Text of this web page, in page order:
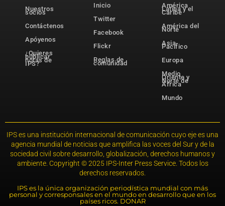
Nuestros
socios
Contáctenos
Apóyenos
¿Quieres
publicar
notas de
IPS?
Inicio
Twitter
Facebook
Flickr
Reglas de
comunidad
América
Latina y el
Caribe
América del
Norte
Asia-
Pacífico
Europa
Medio
Oriente y
Norte de
África
Mundo
IPS es una institución internacional de comunicación cuyo eje es una
agencia mundial de noticias que amplifica las voces del Sur y de la
sociedad civil sobre desarrollo, globalización, derechos humanos y
ambiente. Copyright © 2025 IPS-Inter Press Service. Todos los
derechos reservados.
IPS es la única organización periodística mundial con más
personal y corresponsales en el mundo en desarrollo que en los
países ricos. DONAR